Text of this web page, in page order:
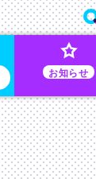
お知らせ